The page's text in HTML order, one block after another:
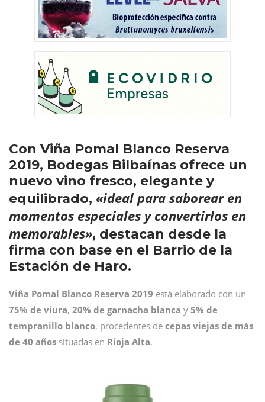
Con Viña Pomal Blanco Reserva
2019, Bodegas Bilbaínas ofrece un
nuevo vino fresco, elegante y
equilibrado, «ideal para saborear en
momentos especiales y convertirlos en
memorables», destacan desde la
firma con base en el Barrio de la
Estación de Haro.
Viña Pomal Blanco Reserva 2019 está elaborado con un
75% de viura, 20% de garnacha blanca y 5% de
tempranillo blanco, procedentes de cepas viejas de más
de 40 años situadas en Rioja Alta.